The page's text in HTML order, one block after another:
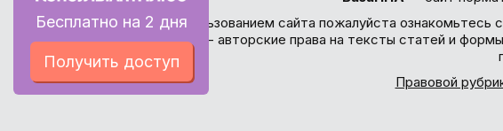
Бесплатно на 2 дня
Получить доступ
Перед использованием сайта пожалуйста ознакомьтесь с
внимание - авторские права на тексты статей и
Правовой